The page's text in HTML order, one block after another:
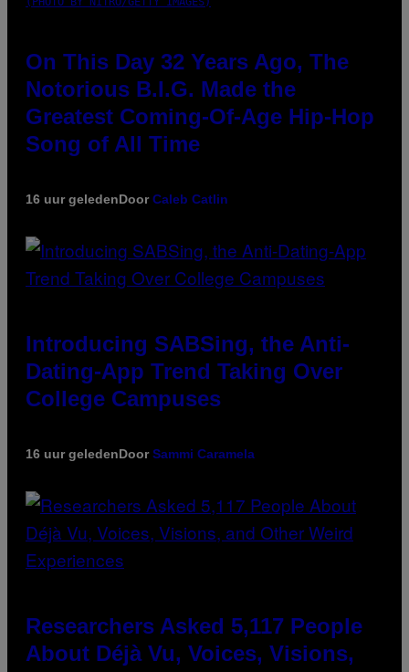
On This Day 32 Years Ago, The
Notorious B.I.G. Made the
Greatest Coming-Of-Age Hip-Hop
Song of All Time
16 uur geledenDoorCaleb Catlin
Introducing SABSing, the Anti-
Dating-App Trend Taking Over
College Campuses
16 uur geledenDoorSammi Caramela
Researchers Asked 5,117 People
About Déjà Vu, Voices, Visions,